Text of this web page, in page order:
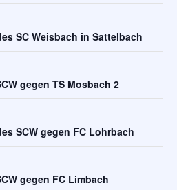
SC Weisbach in Sattelbach
gegen TS Mosbach 2
SCW gegen FC Lohrbach
gegen FC Limbach